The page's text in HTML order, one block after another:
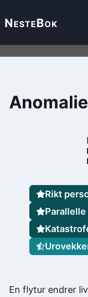
NesteBok
En flytur endrer
Rikt